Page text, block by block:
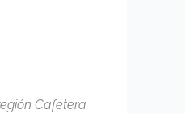
Cafetera